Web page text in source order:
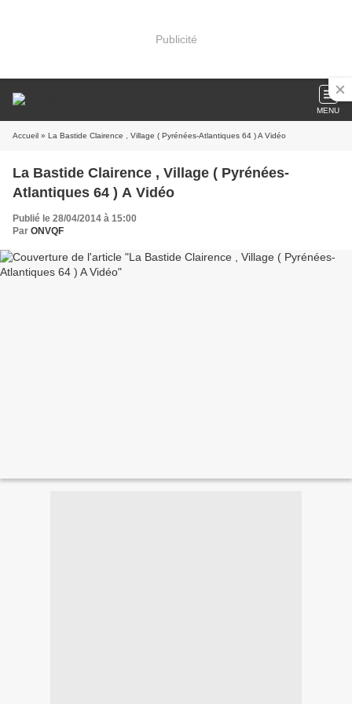
Publicité
MENU
Accueil » La Bastide Clairence , Village ( Pyrénées-Atlantiques 64 ) A Vidéo
La Bastide Clairence , Village ( Pyrénées-
Atlantiques 64 ) A Vidéo
Publié le 28/04/2014 à 15:00
Par ONVQF